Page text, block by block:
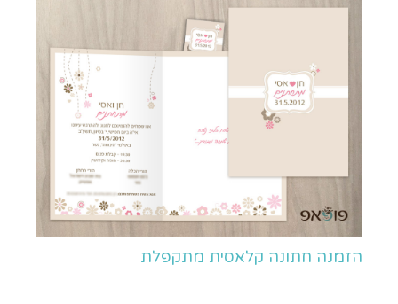
הזמנה חתונה קלאסית מתקפלת